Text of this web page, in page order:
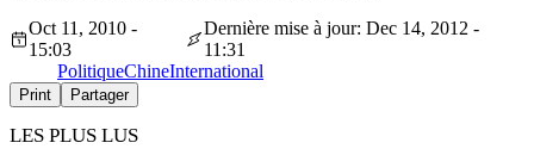
Oct 11, 2010 -
15:03
Dernière mise à jour: Dec 14, 2012 -
11:31
PolitiqueChineInternational
Print Partager
LES PLUS LUS